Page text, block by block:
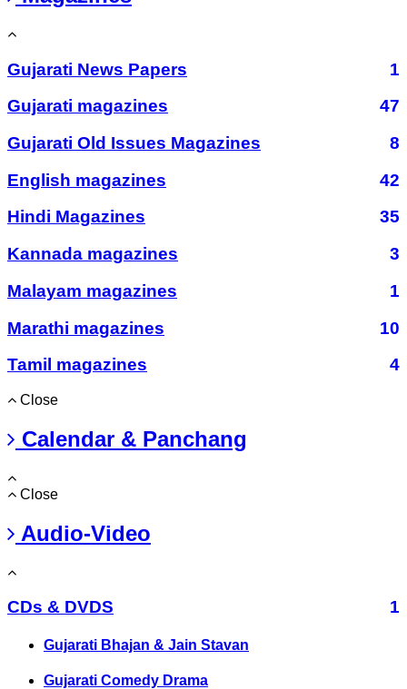
Gujarati News Papers
1
Gujarati magazines
47
Gujarati Old Issues Magazines
8
English magazines
42
Hindi Magazines
35
Kannada magazines
3
Malayam magazines
1
Marathi magazines
10
Tamil magazines
4
Close
Calendar & Panchang
Close
Audio-Video
CDs & DVDS 1
Gujarati Bhajan & Jain Stavan
Gujarati Comedy Drama